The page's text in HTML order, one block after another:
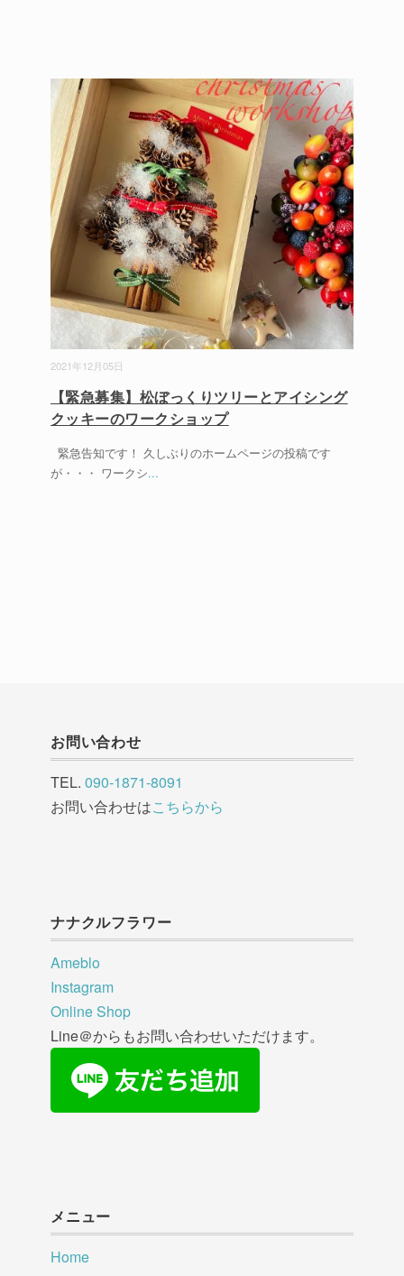
2021年12月05日
【緊急募集】松ぼっくりツリーとアイシング
クッキーのワークショップ
緊急告知です！ 久しぶりのホームページの投稿です
が・・・ ワークシ...
お問い合わせ
TEL. 090-1871-8091
お問い合わせはこちらから
ナナクルフラワー
Ameblo
Instagram
Online Shop
Line＠からもお問い合わせいただけます。
メニュー
Home